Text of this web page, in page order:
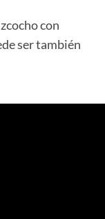
con
ser también